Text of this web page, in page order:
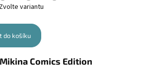
Zvolte variantu
do košíku
Mikina Comics Edition